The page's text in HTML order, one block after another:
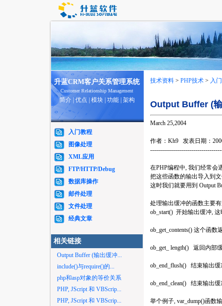
升蓝CRM客户关系管理系统
Customer Relationship Management
简介|优点 模块| 功能| 架构
入门教程
图像处理
XML应用
FTP/HTTP/Debug
数据库操作
邮件处理
文件处理
经典文章
相关链接
Output Buffer (输出缓冲...
include()与require()的...
php和asp对象的等价关系
PHP, JScript 和 VBScrip...
PHP, JScript 和 VBScrip...
技术资料 > PHP技术 > 入
Output Buffer (
March 25,2004
作者：Kh9 发表日期：
在PHP编程中, 我们经常会
把这些函数的输出导入到
这时我们就要用到 Output
处理输出缓冲的函数主要
ob_start() 开始输出缓冲,
ob_get_contents() 这个函
ob_get_ length() 返回内部
ob_end_flush() 结束输出
ob_end_clean() 结束输出
举个例子, var_dump()函数